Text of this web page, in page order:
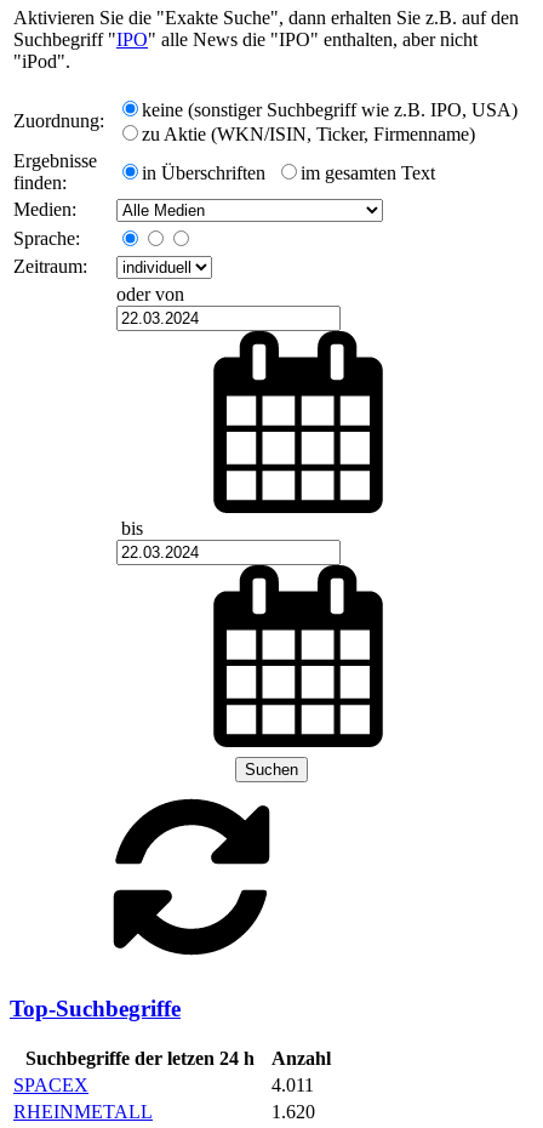
Aktivieren Sie die "Exakte Suche", dann erhalten Sie z.B. auf den
Suchbegriff "IPO" alle News die "IPO" enthalten, aber nicht
"iPod".
Zuordnung:
keine (sonstiger Suchbegriff wie z.B. IPO, USA)
zu Aktie (WKN/ISIN, Ticker, Firmenname)
Ergebnisse
finden:
in Überschriften
im gesamten Text
Medien:
Sprache:
Zeitraum:
oder von
bis
Suchen
Top-Suchbegriffe
Suchbegriffe der letzen 24 h
Anzahl
SPACEX
4.011
RHEINMETALL
1.620